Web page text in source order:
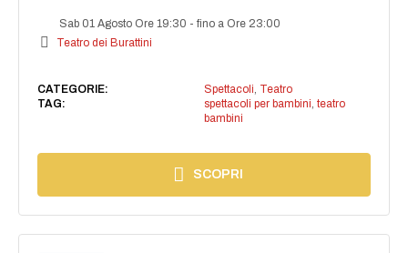
Sab 01 Agosto Ore 19:30 -fino a Ore 23:00
Teatro dei Burattini
CATEGORIE: Spettacoli Teatro
TAG:
spettacoli per bambini teatro
bambini
SCOPRI